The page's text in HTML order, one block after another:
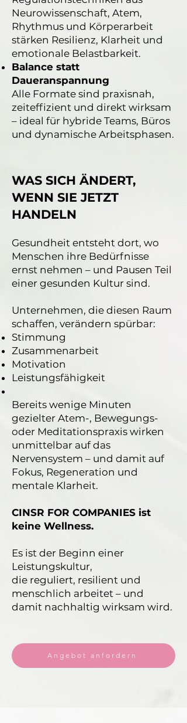
Neurowissenschaft, Atem,
Rhythmus und Körperarbeit
stärken Resilienz, Klarheit und
emotionale Belastbarkeit.
Balance statt
Daueranspannung
Alle Formate sind praxisnah,
zeiteffizient und direkt wirksam
– ideal für hybride Teams, Büros
und dynamische Arbeitsphasen.
WAS SICH ÄNDERT,
WENN SIE JETZT
HANDELN
Gesundheit entsteht dort, wo
Menschen ihre Bedürfnisse
ernst nehmen – und Pausen Teil
einer gesunden Kultur sind.
Unternehmen, die diesen Raum
schaffen, verändern spürbar:
Stimmung
Zusammenarbeit
Motivation
Leistungsfähigkeit
Bereits wenige Minuten
gezielter Atem-, Bewegungs-
oder Meditationspraxis wirken
unmittel­bar auf das
Nervensystem – und damit auf
Fokus, Regeneration und
mentale Klarheit.
CINSR FOR COMPANIES ist
keine Wellness.
Es ist der Beginn einer
Leistungskultur,
die reguliert, resilient und
menschlich arbeitet – und
damit nachhaltig wirksam wird.
Angebot anfordern